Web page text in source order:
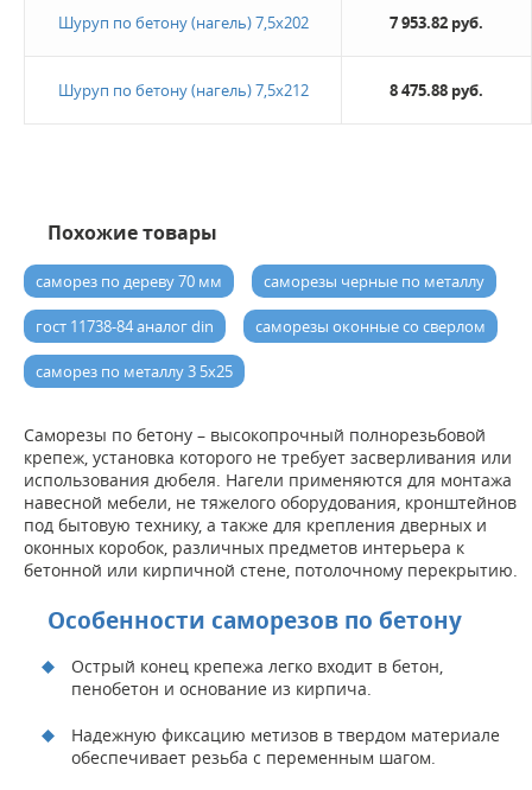
Шуруп по бетону (нагель) 7,5х202 7 953.82 руб.
Шуруп по бетону (нагель) 7,5х212 8 475.88 руб.
Похожие товары
саморез по дереву 70 мм саморезы черные по металлу
гост 11738-84 аналог din саморезы оконные со сверлом
саморез по металлу 3 5х25
Саморезы по бетону – высокопрочный полнорезьбовой
крепеж, установка которого не требует засверливания или
использования дюбеля. Нагели применяются для монтажа
навесной мебели, не тяжелого оборудования, кронштейнов
под бытовую технику, а также для крепления дверных и
оконных коробок, различных предметов интерьера к
бетонной или кирпичной стене, потолочному перекрытию.
Особенности саморезов по бетону
Острый конец крепежа легко входит в бетон,
пенобетон и основание из кирпича.
Надежную фиксацию метизов в твердом материале
обеспечивает резьба с переменным шагом.